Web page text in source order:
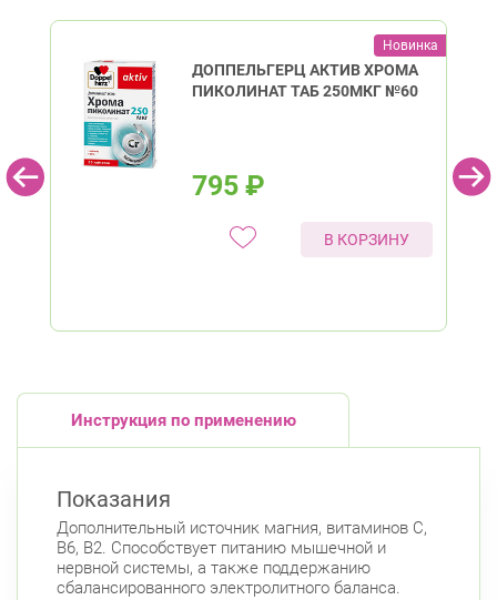
пр. Ветеранов, д. 109, к. 1 Круглосуточно
Ленинский пр., д.104 Круглосуточно
Юго-Западная Ленинский проспект
Красногвардейский район
пр. Наставников, д. 19
Красносельский район
Ленинский пр., д. 88 Круглосуточно
Московский район
Авиационная улица, д. 7 Круглосуточно
Парк Победы Электросила
ул. Чудновского, д. 19 (Российский пр., д. 7)
Круглосуточно
Проспект Большевиков
Новинка
ДОППЕЛЬГЕРЦ АКТИВ ХРОМА
ПИКОЛИНАТ ТАБ 250МКГ №60
795 ₽
В КОРЗИНУ
Инструкция по применению
Показания
Дополнительный источник магния, витаминов С,
В6, В2. Способствует питанию мышечной и
нервной системы, а также поддержанию
сбалансированного электролитного баланса.